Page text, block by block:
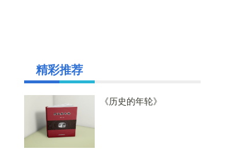
精彩推荐
《历史的年轮》